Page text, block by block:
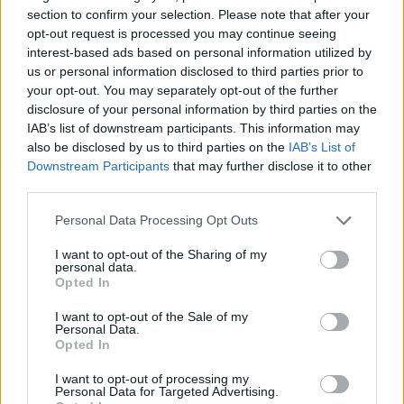
section to confirm your selection. Please note that after your
opt-out request is processed you may continue seeing
interest-based ads based on personal information utilized by
us or personal information disclosed to third parties prior to
your opt-out. You may separately opt-out of the further
disclosure of your personal information by third parties on the
IAB’s list of downstream participants. This information may
also be disclosed by us to third parties on the IAB’s List of
Downstream Participants that may further disclose it to other
Personal Data Processing Opt Outs
I want to opt-out of the Sharing of my
personal data.
Opted In
I want to opt-out of the Sale of my
Personal Data.
Opted In
I want to opt-out of processing my
Personal Data for Targeted Advertising.
(École Nationale Supérieure de la Pâtisserie), υπό τη
διεύθυνση των δύο κορυφαίων chef
ζαχαροπλαστικής Y. Thuries και A. Ducasse. Στη
συνέχεια παρακολούθησε σεµινάρια σε Ελλάδα και
εξωτερικό µε θέµα τις τεχνικές ζάχαρης,
καραµέλας, σοκολάτας, γαμήλιας τούρτας κ.ά.
Αξιοποιώντας την ειδίκευσή του στις τεχνικές
αυτές, άρχισε σταδιακά να δηµιουργεί και τα πρώτα
κοµµάτια εικαστικής ζαχαροπλαστικής. Τον
Φεβρουάριο του 2009 παρουσίασε στην έκθεση
Fashion by C. Vergados, την πρώτη ολοκληρωµένη
επίδειξη µόδας µε ρούχα και αξεσουάρ
κατασκευασµένα από υλικά ζαχαροπλαστικής.
Ακολούθησε το Sweet Fashion 2 by C. Vergados τον
εντυπώσεις µέσα από την προβολή του σε πολλές